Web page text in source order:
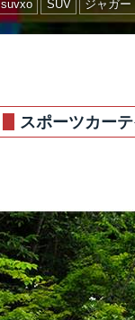
suvxo SUV ジャガー
スポーツカー